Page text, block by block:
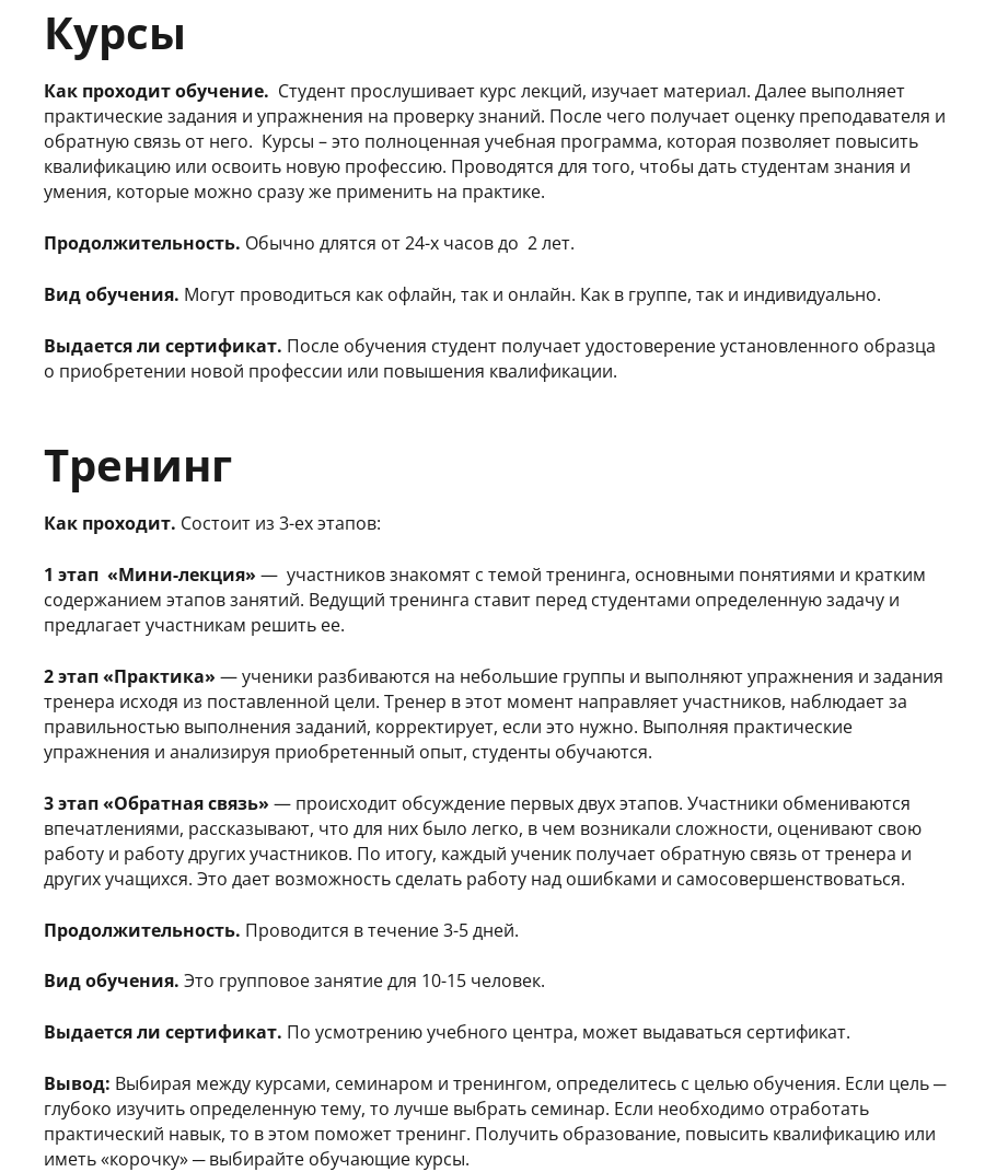
Курсы
Как проходит обучение. Студент прослушивает курс лекций, изучает материал. Далее выполняет
практические задания и упражнения на проверку знаний. После чего получает оценку преподавателя и
обратную связь от него. Курсы – это полноценная учебная программа, которая позволяет повысить
квалификацию или освоить новую профессию. Проводятся для того, чтобы дать студентам знания и
умения, которые можно сразу же применить на практике.
Продолжительность. Обычно длятся от 24-х часов до 2 лет.
Вид обучения. Могут проводиться как офлайн, так и онлайн. Как в группе, так и индивидуально.
Выдается ли сертификат. После обучения студент получает удостоверение установленного образца
о приобретении новой профессии или повышения квалификации.
Тренинг
Как проходит. Состоит из 3-ех этапов:
1 этап «Мини-лекция» — участников знакомят с темой тренинга, основными понятиями и кратким
содержанием этапов занятий. Ведущий тренинга ставит перед студентами определенную задачу и
предлагает участникам решить ее.
2 этап «Практика» — ученики разбиваются на небольшие группы и выполняют упражнения и задания
тренера исходя из поставленной цели. Тренер в этот момент направляет участников, наблюдает за
правильностью выполнения заданий, корректирует, если это нужно. Выполняя практические
упражнения и анализируя приобретенный опыт, студенты обучаются.
3 этап «Обратная связь» — происходит обсуждение первых двух этапов. Участники обмениваются
впечатлениями, рассказывают, что для них было легко, в чем возникали сложности, оценивают свою
работу и работу других участников. По итогу, каждый ученик получает обратную связь от тренера и
других учащихся. Это дает возможность сделать работу над ошибками и самосовершенствоваться.
Продолжительность. Проводится в течение 3-5 дней.
Вид обучения. Это групповое занятие для 10-15 человек.
Выдается ли сертификат. По усмотрению учебного центра, может выдаваться сертификат.
Вывод: Выбирая между курсами, семинаром и тренингом, определитесь с целью обучения. Если цель ─
глубоко изучить определенную тему, то лучше выбрать семинар. Если необходимо отработать
практический навык, то в этом поможет тренинг. Получить образование, повысить квалификацию или
иметь «корочку» ─ выбирайте обучающие курсы.